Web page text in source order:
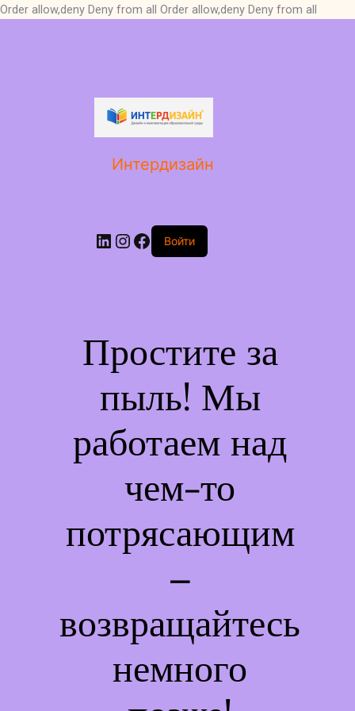
Order allow,deny Deny from all Order allow,deny Deny from all
Интердизайн
LinkedIn
Instagram
Facebook
Войти
Простите за
пыль! Мы
работаем над
чем-то
потрясающим
–
возвращайтесь
немного